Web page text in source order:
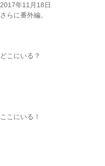
2017年11月18日
さらに番外編。
どこにいる？
ここにいる！